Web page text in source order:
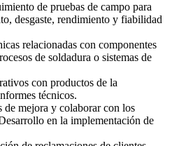
de pruebas de campo para
desgaste, rendimiento y fiabilidad
relacionadas con componentes
de soldadura o sistemas de
con productos de la
técnicos.
mejora y colaborar con los
en la implementación de